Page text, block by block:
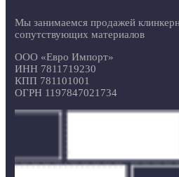
Мы занимаемся продажей
сопутствующих материалов
ООО «Евро Импорт»
ИНН 7811719230
КПП 781101001
ОГРН 1197847021734